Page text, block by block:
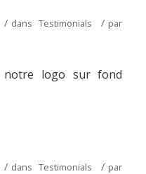
/ dans Testimonials / par
logo sur fond
/ dans Testimonials / par